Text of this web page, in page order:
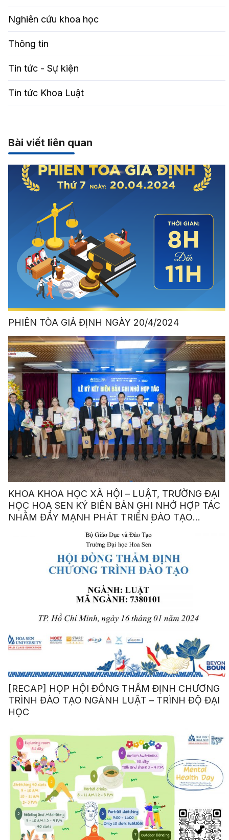
Nghiên cứu khoa học
Thông tin
Tin tức - Sự kiện
Tin tức Khoa Luật
Bài viết liên quan
PHIÊN TÒA GIẢ ĐỊNH NGÀY 20/4/2024
KHOA KHOA HỌC XÃ HỘI – LUẬT, TRƯỜNG ĐẠI
HỌC HOA SEN KÝ BIÊN BẢN GHI NHỚ HỢP TÁC
NHẰM ĐẨY MẠNH PHÁT TRIỂN ĐÀO TẠO
[RECAP] HỌP HỘI ĐỒNG THẨM ĐỊNH CHƯƠNG
TRÌNH ĐÀO TẠO NGÀNH LUẬT – TRÌNH ĐỘ ĐẠI
HỌC